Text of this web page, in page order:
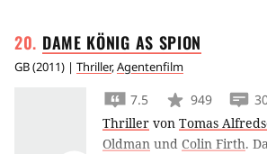
DAME KÖNIG AS SPION
GB(2011) | Thriller,Agentenfilm
7.5 949
Thriller von Tomas
Oldman und Colin Firth.